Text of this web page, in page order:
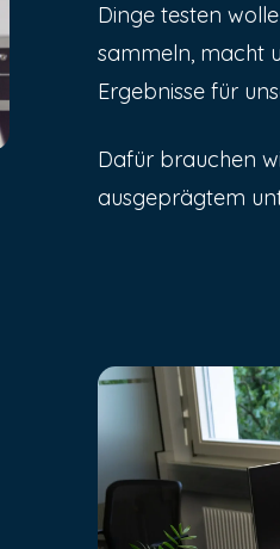
Dinge testen
sammeln, macht
Ergebnisse für
Dafür brauchen
ausgeprägtem